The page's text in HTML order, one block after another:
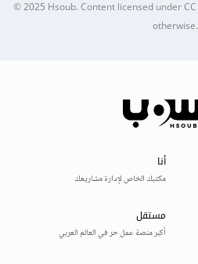
© 2025 Hsoub.Content licensed under
otherwise.